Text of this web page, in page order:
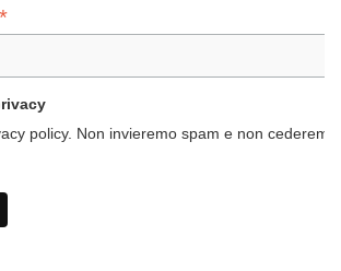
*
policy. Non invieremo spam e non